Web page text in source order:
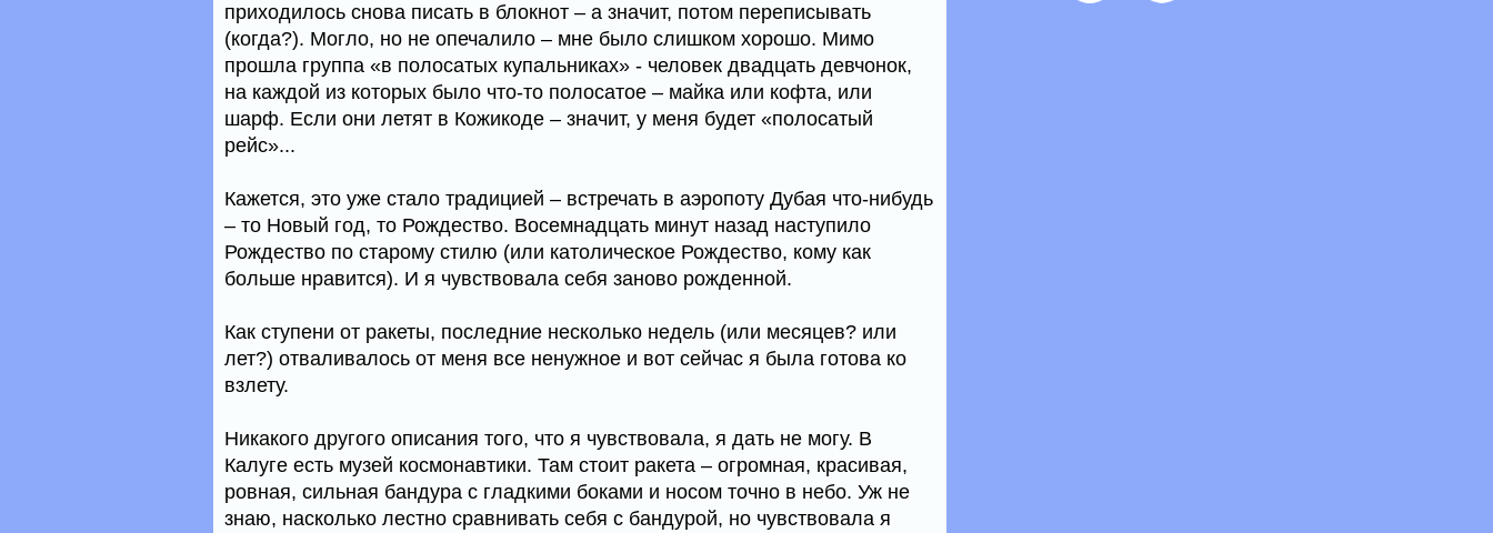
приходилось снова писать в блокнот – а значит, потом переписывать
(когда?). Могло, но не опечалило – мне было слишком хорошо. Мимо
прошла группа «в полосатых купальниках» - человек двадцать девчонок,
на каждой из которых было что-то полосатое – майка или кофта, или
шарф. Если они летят в Кожикоде – значит, у меня будет «полосатый
рейс»...
Кажется, это уже стало традицией – встречать в аэропоту Дубая что-нибудь
– то Новый год, то Рождество. Восемнадцать минут назад наступило
Рождество по старому стилю (или католическое Рождество, кому как
больше нравится). И я чувствовала себя заново рожденной.
Как ступени от ракеты, последние несколько недель (или месяцев? или
лет?) отваливалось от меня все ненужное и вот сейчас я была готова ко
взлету.
Никакого другого описания того, что я чувствовала, я дать не могу. В
Калуге есть музей космонавтики. Там стоит ракета – огромная, красивая,
ровная, сильная бандура с гладкими боками и носом точно в небо. Уж не
знаю, насколько лестно сравнивать себя с бандурой, но чувствовала я